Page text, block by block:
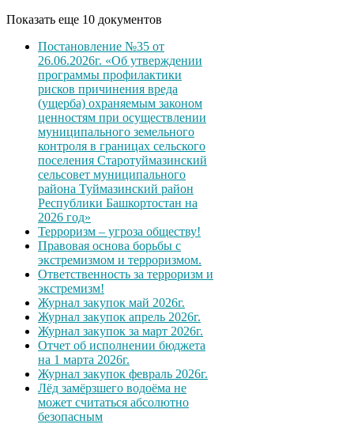
Показать еще 10 документов
Постановление №35 от
26.06.2026г. «Об утверждении
программы профилактики
рисков причинения вреда
(ущерба) охраняемым законом
ценностям при осуществлении
муниципального земельного
контроля в границах сельского
поселения Старотуймазинский
сельсовет муниципального
района Туймазинский район
Республики Башкортостан на
2026 год»
Терроризм – угроза обществу!
Правовая основа борьбы с
экстремизмом и терроризмом.
Ответственность за терроризм и
экстремизм!
Журнал закупок май 2026г.
Журнал закупок апрель 2026г.
Журнал закупок за март 2026г.
Отчет об исполнении бюджета
на 1 марта 2026г.
Журнал закупок февраль 2026г.
Лёд замёрзшего водоёма не
может считаться абсолютно
безопасным